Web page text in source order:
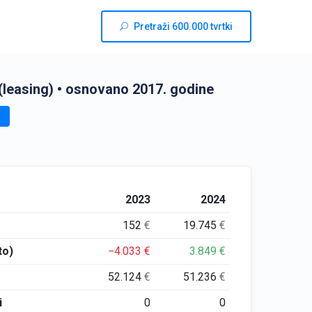
Pretraži 600.000 tvrtki
• osnovano 2017. godine
2023
2024
152€ 19.745€
−4.033€ 3.849€
52.124€ 51.236€
0
0